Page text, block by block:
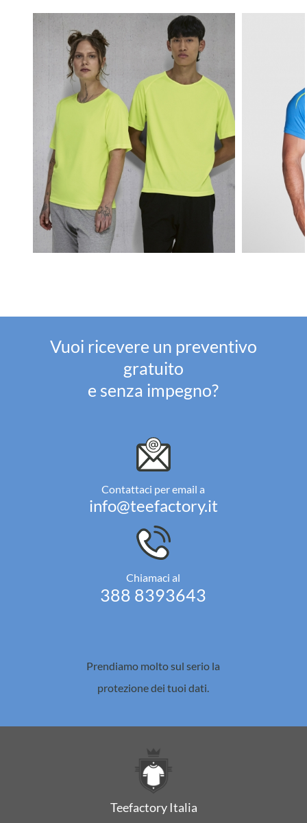
Vuoi ricevere un preventivo
gratuito
e senza impegno?
Contattaci per email a
info@teefactory.it
Chiamaci al
388 8393643
Prendiamo molto sul serio la
protezione dei tuoi dati.
Teefactory Italia